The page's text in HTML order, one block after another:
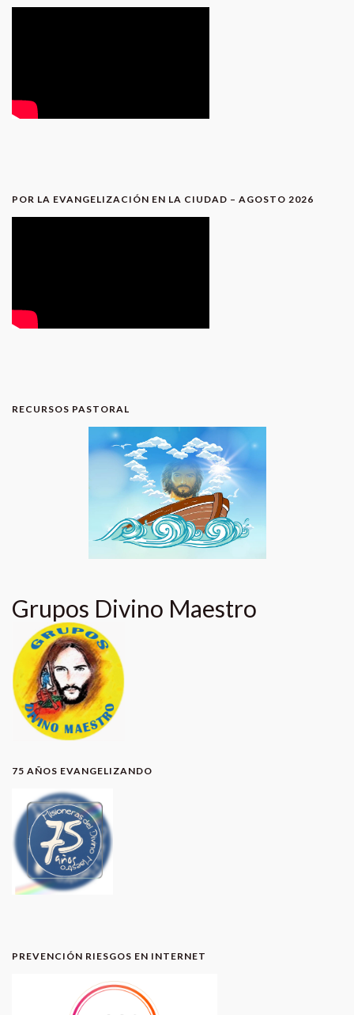
POR LA EVANGELIZACIÓN EN LA CIUDAD – AGOSTO 2026
RECURSOS PASTORAL
Grupos Divino Maestro
75 AÑOS EVANGELIZANDO
PREVENCIÓN RIESGOS EN INTERNET